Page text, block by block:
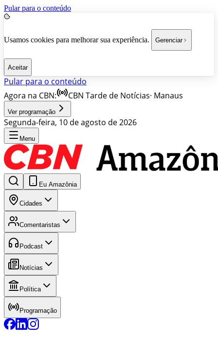
Pular para o conteúdo
Usamos cookies para melhorar sua experiência. Gerenciar
Aceitar
Pular para o conteúdo
Agora na CBN:
CBN Tarde de Notícias· Manaus
Ver programação
Segunda-feira, 10 de agosto de 2026
Menu
Eu Amazônia
Cidades
Comentaristas
Podcast
Notícias
Política
Programação